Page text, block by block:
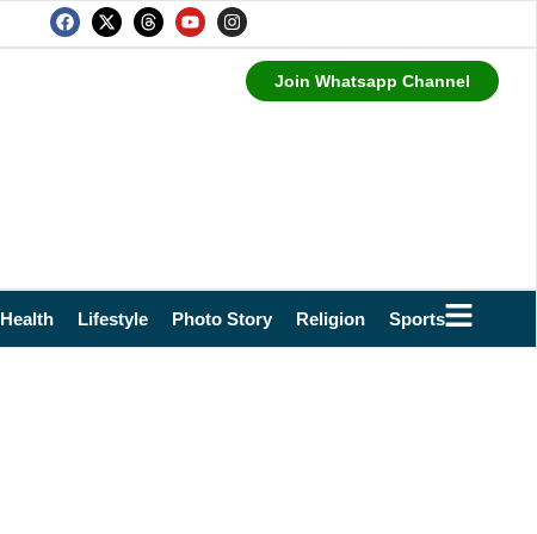
Join Whatsapp Channel
Health Lifestyle Photo Story Religion Sports